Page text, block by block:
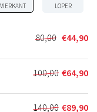
VIERKANT LOPER
80,00
prijs
was:
€80,00.
€44,90
Huidige
prijs
is:
€44,90.
100,00
prijs
was:
€64,90
Huidige
prijs
is:
140,00 €89,90